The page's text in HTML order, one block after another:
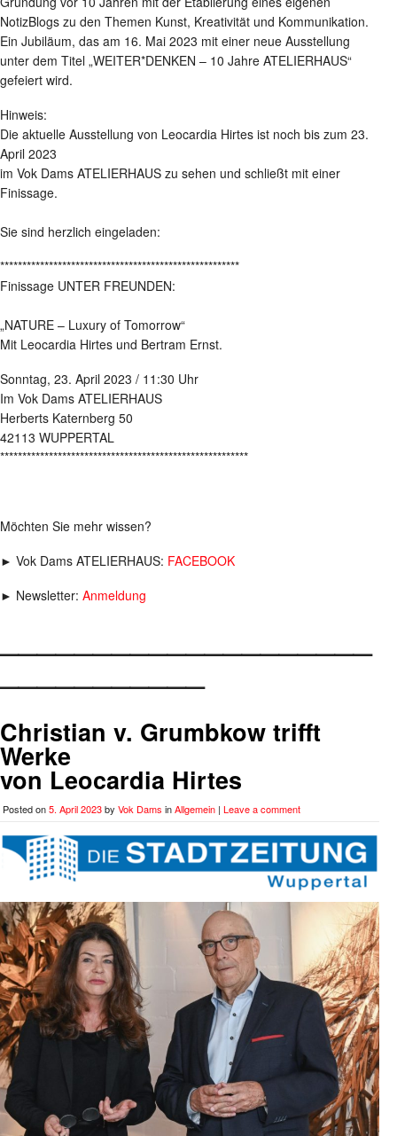
NotizBlogs zu den Themen Kunst, Kreativität und Kommunikation.
Ein Jubiläum, das am 16. Mai 2023 mit einer neue Ausstellung
unter dem Titel „WEITER*DENKEN – 10 Jahre ATELIERHAUS“
gefeiert wird.
Hinweis:
Die aktuelle Ausstellung von Leocardia Hirtes ist noch bis zum 23.
April 2023
im Vok Dams ATELIERHAUS zu sehen und schließt mit einer
Finissage.
Sie sind herzlich eingeladen:
******************************************************
Finissage UNTER FREUNDEN:
„NATURE – Luxury of Tomorrow“
Mit Leocardia Hirtes und Bertram Ernst.
Sonntag, 23. April 2023 / 11:30 Uhr
Im Vok Dams ATELIERHAUS
Herberts Katernberg 50
42113 WUPPERTAL
********************************************************
Möchten Sie mehr wissen?
► Vok Dams ATELIERHAUS: FACEBOOK
► Newsletter: Anmeldung
___________
Christian v. Grumbkow trifft
Werke
von Leocardia Hirtes
Posted on5. April 2023by Vok Dams inAllgemein | Leave a comment